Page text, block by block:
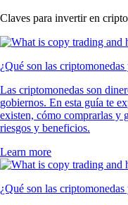
Claves para invertir en cripto
¿Qué son las
Las criptomonedas son
gobiernos. En esta guía te
existen, cómo comprarlas y
riesgos y beneficios.
Learn more
¿Qué son las